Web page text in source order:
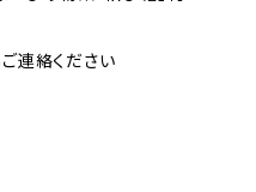
連絡ください